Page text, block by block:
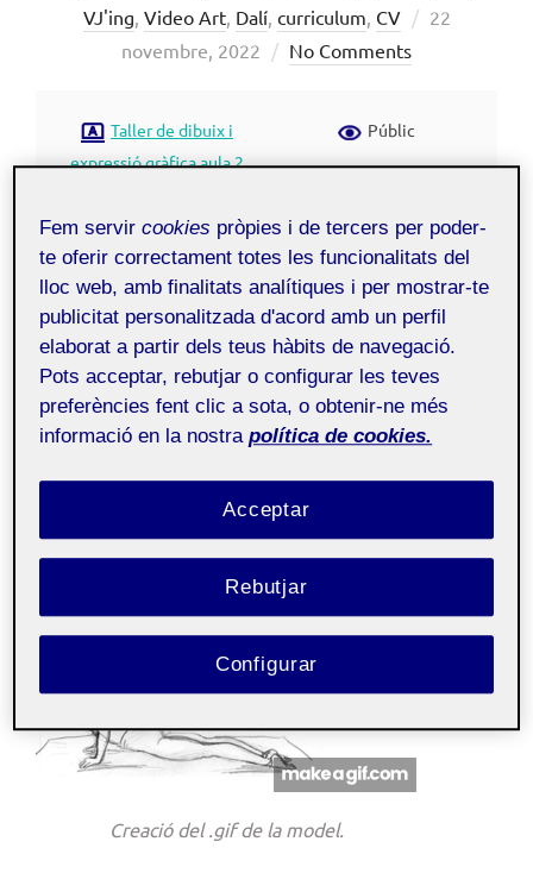
VJ'ing, Video Art, Dalí, curriculum, CV
Posted
22
novembre, 2022
No Comments
Taller de dibuix i
expressió gràfica aula 2
Públic
3.2.4. Anàlisi – GIF’s animats
Gifanimats de la model esbossada:
També he utilitzat l’aplicaciómake a gif.com, però al
mateix photoshop es poden crear gif’s molt més
complexos, com el que exposo a sota d’aquesta model
de Ioga.
Creació del .gif de la model.
Fem servircookies pròpies i de tercers per poder-
te oferir correctament totes les funcionalitats del
lloc web, amb finalitats analítiques i per mostrar-te
publicitat personalitzada d'acord amb un perfil
elaborat a partir dels teus hàbits de navegació.
Pots acceptar, rebutjar o configurar les teves
preferències fent clic a sota, o obtenir-ne més
informació en la nostra política de cookies.
Rebutjar
Acceptar
Configurar